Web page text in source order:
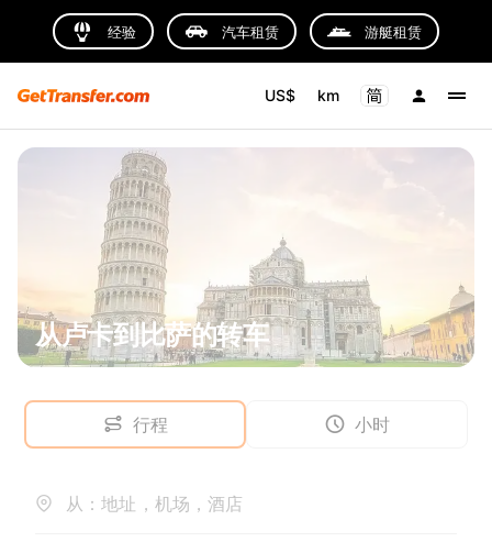
经验 汽车租赁 游艇租赁
US$ km
从卢卡到比萨的转车
行程 小时
从：地址，机场，酒店